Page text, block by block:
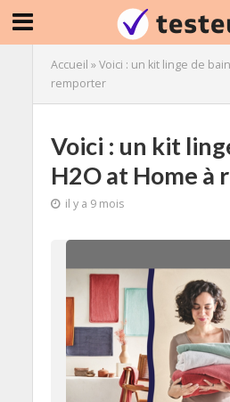
Accueil »Voici : un kit linge de
remporter
Voici : un kit
H2O at Home à
il y a 9 mois